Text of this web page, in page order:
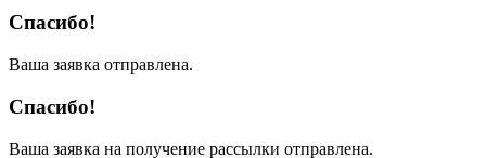
Спасибо!
Ваша заявка отправлена.
Спасибо!
Ваша заявка на получение рассылки отправлена.